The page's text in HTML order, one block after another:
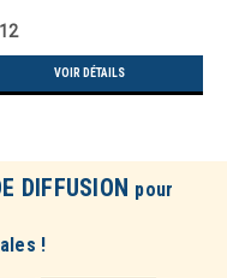
VOIR DÉTAILS
DIFFUSION pour
!